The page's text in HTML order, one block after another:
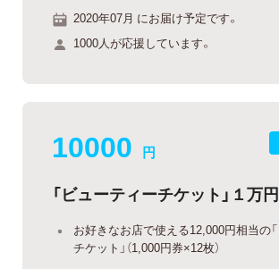
2020年07月 にお届け予定です。
1000人が応援しています。
10000 円
「ビューティーチケット」１万
お好きなお店で使える12,000円相当の
チケット」（1,000円券×12枚）